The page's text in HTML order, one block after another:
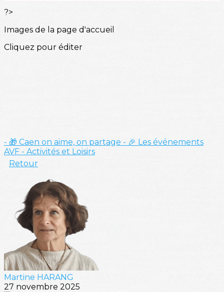
?>
Images de la page d'accueil
Cliquez pour éditer
- 🎁 Caen on aime, on partage - 🎉 Les événements
AVF - Activités et Loisirs
Retour
Martine HARANG
27 novembre 2025